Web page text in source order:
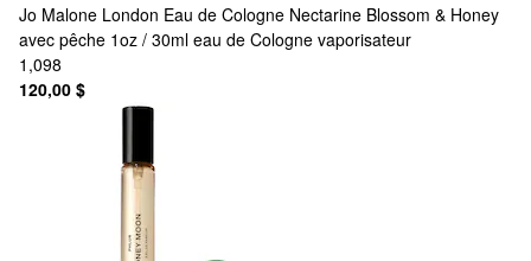
Jo Malone London Eau de Cologne Nectarine Blossom & Honey
avec pêche 1oz / 30ml eau de Cologne vaporisateur
1,098
120,00 $